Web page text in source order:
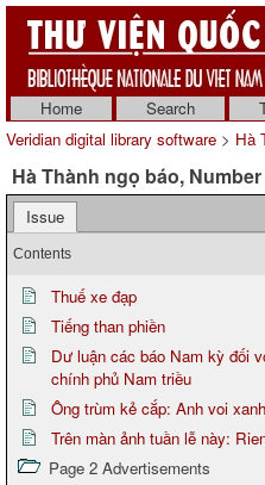
Home Search
Veridian digital library software > Hà
Hà Thành ngọ báo, Number
Issue
Contents
Thuế xe đạp
Tiếng than phiền
Dư luận các báo Nam kỳ đối
chính phủ Nam triều
Ông trùm kẻ cắp: Anh voi xanh
Trên màn ảnh tuần lễ này:
Page 2 Advertisements